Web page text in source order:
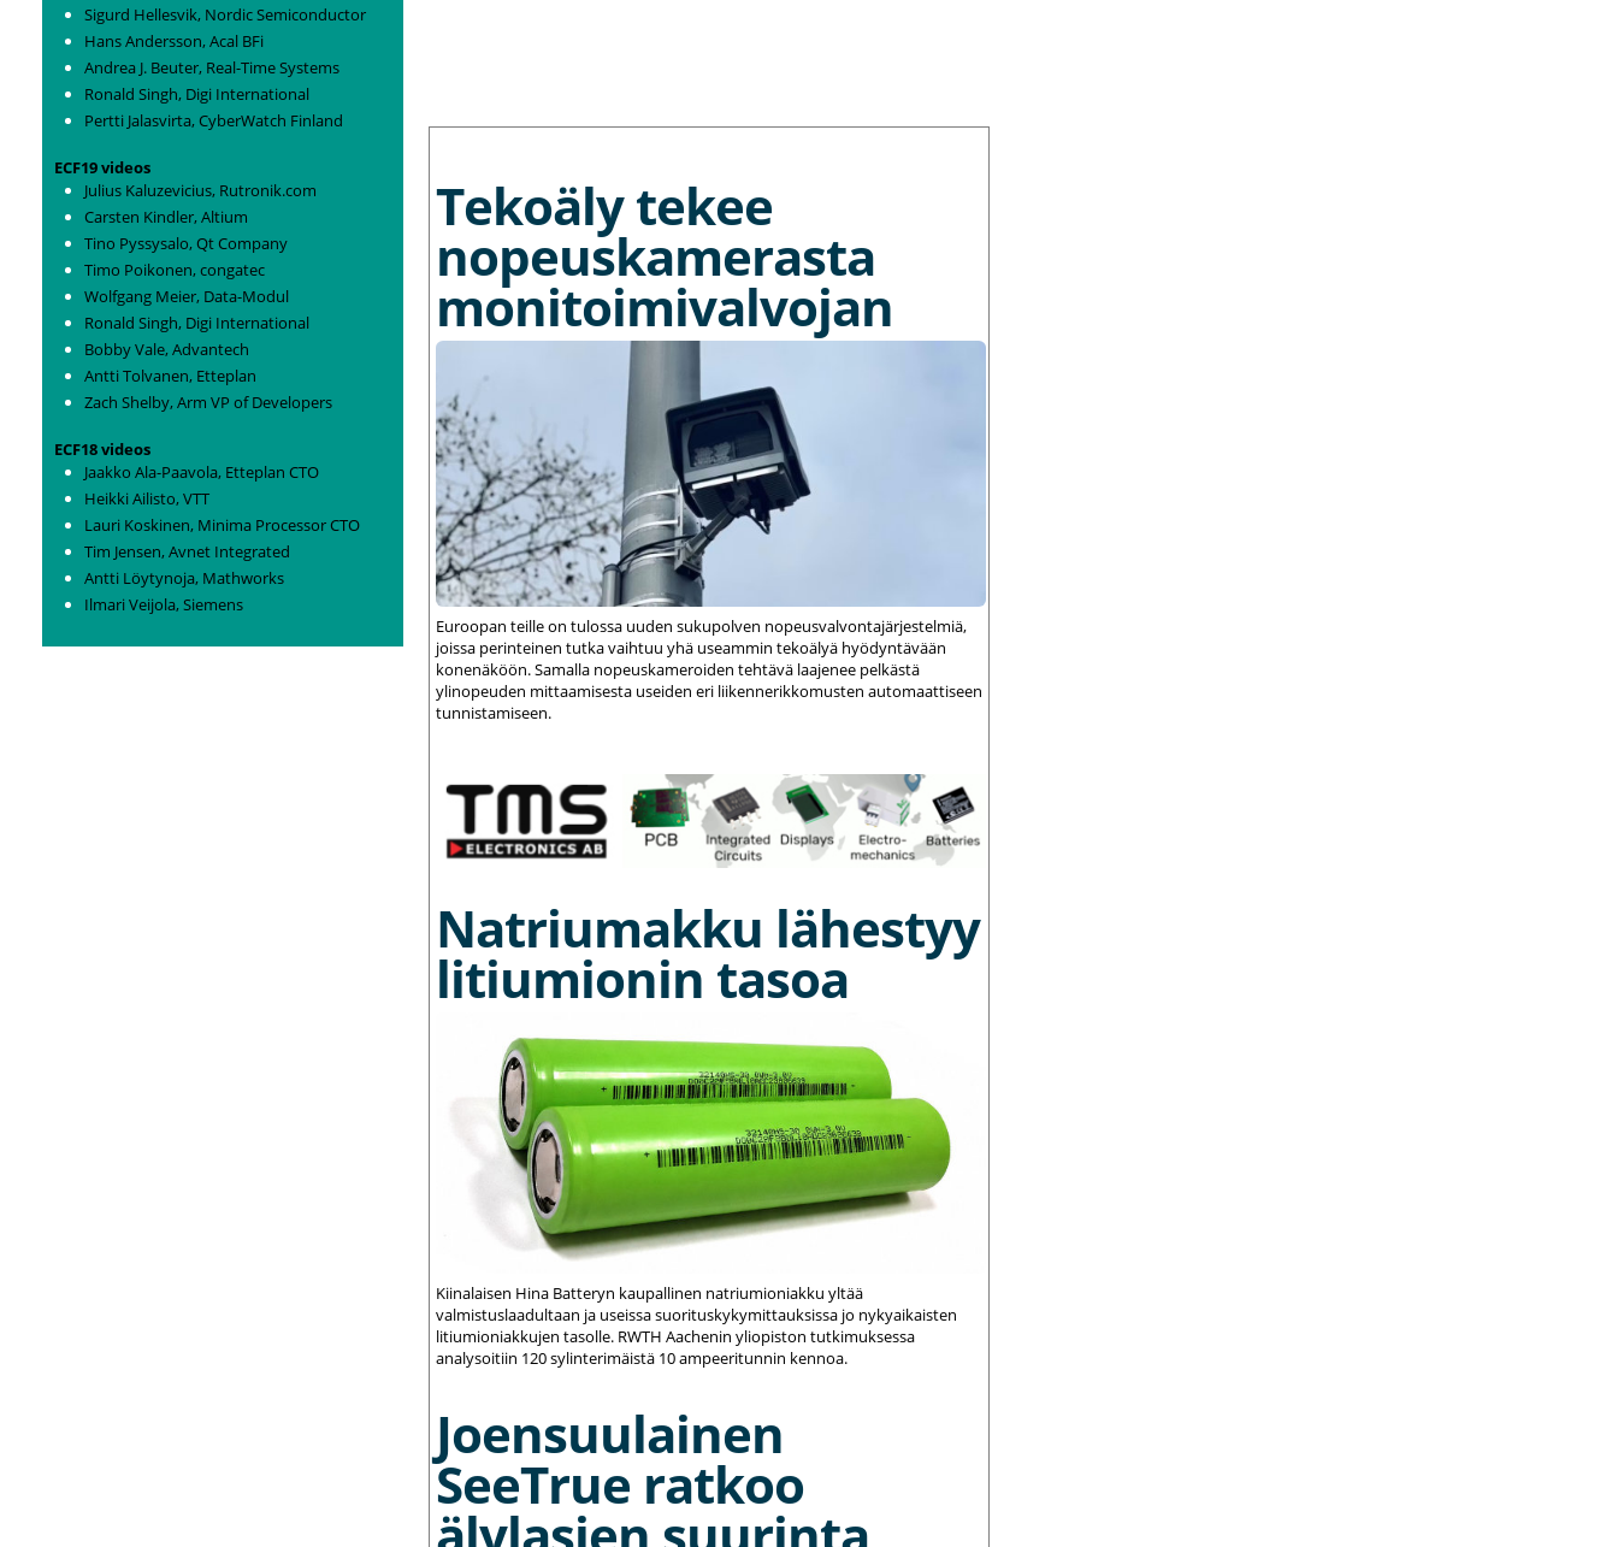
Sigurd Hellesvik, Nordic Semiconductor
Hans Andersson, Acal BFi
Andrea J. Beuter, Real-Time Systems
Ronald Singh, Digi International
Pertti Jalasvirta, CyberWatch Finland
ECF19 videos
Julius Kaluzevicius, Rutronik.com
Carsten Kindler, Altium
Tino Pyssysalo, Qt Company
Timo Poikonen, congatec
Wolfgang Meier, Data-Modul
Ronald Singh, Digi International
Bobby Vale, Advantech
Antti Tolvanen, Etteplan
Zach Shelby, Arm VP of Developers
ECF18 videos
Jaakko Ala-Paavola, Etteplan CTO
Heikki Ailisto, VTT
Lauri Koskinen, Minima Processor CTO
Tim Jensen, Avnet Integrated
Antti Löytynoja, Mathworks
Ilmari Veijola, Siemens
Tekoäly tekee
nopeuskamerasta
monitoimivalvojan
Euroopan teille on tulossa uuden sukupolven nopeusvalvontajärjestelmiä,
joissa perinteinen tutka vaihtuu yhä useammin tekoälyä hyödyntävään
konenäköön. Samalla nopeuskameroiden tehtävä laajenee pelkästä
ylinopeuden mittaamisesta useiden eri liikennerikkomusten automaattiseen
tunnistamiseen.
Natriumakku lähestyy
litiumionin tasoa
Kiinalaisen Hina Batteryn kaupallinen natriumioniakku yltää
valmistuslaadultaan ja useissa suorituskykymittauksissa jo nykyaikaisten
litiumioniakkujen tasolle. RWTH Aachenin yliopiston tutkimuksessa
analysoitiin 120 sylinterimäistä 10 ampeeritunnin kennoa.
Joensuulainen
SeeTrue ratkoo